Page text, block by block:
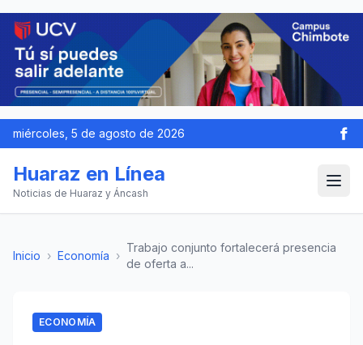
miércoles, 5 de agosto de 2026
Huaraz en Línea
Noticias de Huaraz y Áncash
Inicio › Economía ›
Trabajo conjunto fortalecerá presencia
de oferta a...
ECONOMÍA